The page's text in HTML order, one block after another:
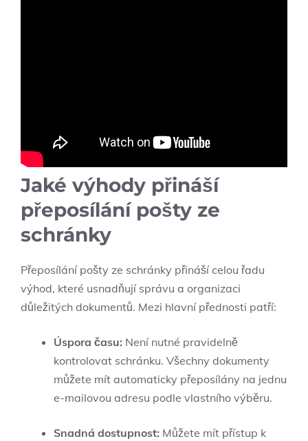
Jaké výhody přináší
přeposílání pošty ze
schránky
Přeposílání pošty ze schránky přináší celou řadu
výhod, které usnadňují správu a organizaci
důležitých dokumentů. Mezi hlavní přednosti patří:
Úspora času: Není nutné pravidelně
kontrolovat schránku. Všechny dokumenty
můžete mít automaticky přeposílány na jednu
e-mailovou adresu podle vlastního výběru.
Snadná dostupnost: Můžete mít přístup k